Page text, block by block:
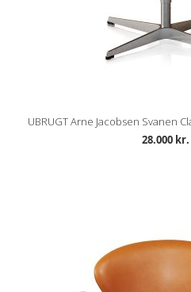
UBRUGT Arne Jacobsen Svanen
28.000 kr.